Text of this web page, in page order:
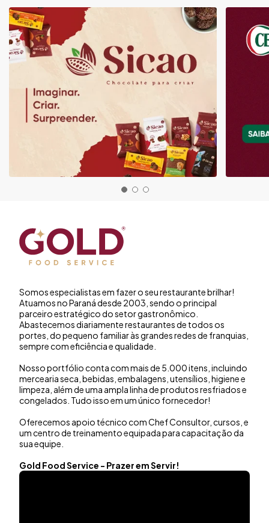
Somos especialistas em fazer o seu restaurante brilhar!
Atuamos no Paraná desde 2003, sendo o principal
parceiro estratégico do setor gastronômico.
Abastecemos diariamente restaurantes de todos os
portes, do pequeno familiar às grandes redes de franquias,
sempre com eficiência e qualidade.
Nosso portfólio conta com mais de 5.000 itens, incluindo
mercearia seca, bebidas, embalagens, utensílios, higiene e
limpeza, além de uma ampla linha de produtos resfriados e
congelados. Tudo isso em um único fornecedor!
Oferecemos apoio técnico com Chef Consultor, cursos, e
um centro de treinamento equipada para capacitação da
sua equipe.
Gold Food Service - Prazer em Servir!